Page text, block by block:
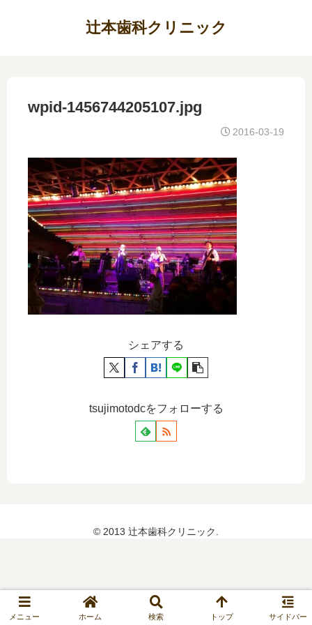
辻本歯科クリニック
wpid-1456744205107.jpg
2016-03-19
シェアする
tsujimotodcをフォローする
© 2013 辻本歯科クリニック.
メニュー ホーム 検索 トップ サイドバー